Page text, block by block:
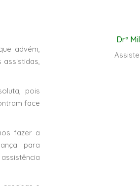
advém,
pois
face
fazer a
para
Drª